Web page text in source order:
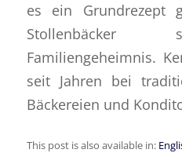
es ein Grundrezept
Stollenbäcker
Familiengeheimnis.
seit Jahren bei
Bäckereien und
This post is also available in: